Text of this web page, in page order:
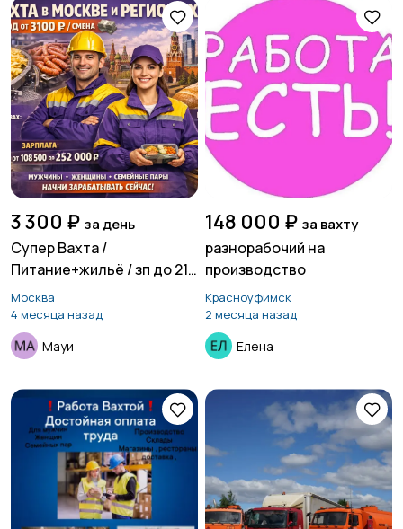
3 300 ₽ за день
Супер Вахта /
Питание+жильё / зп до 216
000
Москва
4 месяца назад
Мауи
148 000 ₽ за вахту
разнорабочий на
производство
Красноуфимск
2 месяца назад
Елена